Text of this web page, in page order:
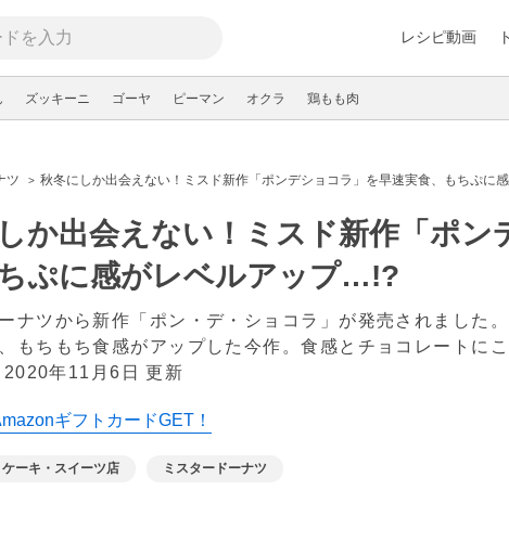
レシピ動画
ズッキーニ ゴーヤ ピーマン オクラ 鶏もも肉
ツ 秋冬にしか出会えない！ミスド新作「ポンデショコラ」を早速実食、もちぷに
か出会えない！ミスド新作「ポン
ぷに感がレベルアップ…!?
ナツから新作「ポン・デ・ショコラ」が発売されました
もちもち食感がアップした今作。食感とチョコレートに
2020年11月6日 更新
ギフトカードGET！
ケーキ・スイーツ店 ミスタードーナツ